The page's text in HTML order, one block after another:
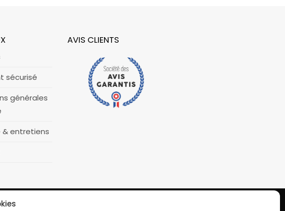
sécurisé
générales
& entretiens
AVIS CLIENTS